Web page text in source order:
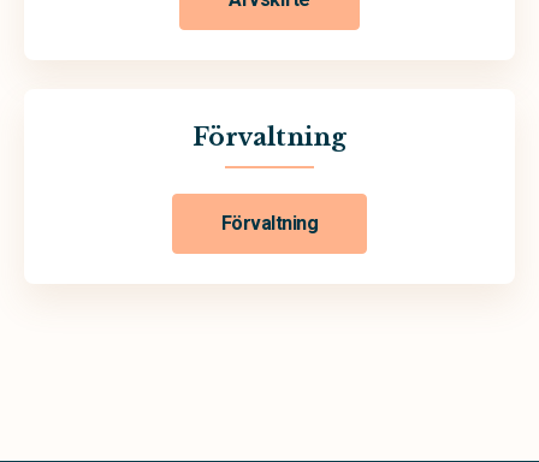
Förvaltning
Förvaltning